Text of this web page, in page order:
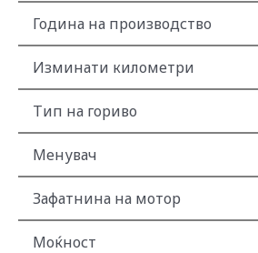
Година на производство
Изминати километри
Тип на гориво
Менувач
Зафатнина на мотор
Моќност